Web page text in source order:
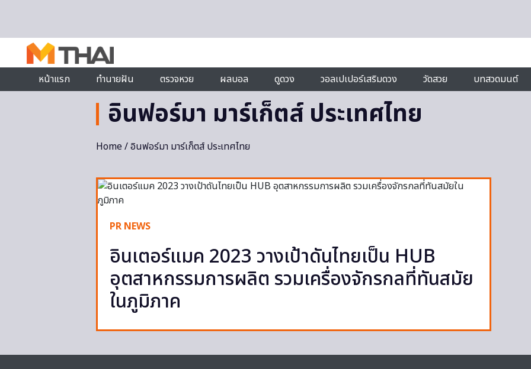
หน้าแรก
ทำนายฝัน ตรวจหวย ผลบอล ดูดวง วอลเปเปอร์เสริมดวง วัดสวย บทสวดมนต์
อินฟอร์มา มาร์เก็ตส์ ประเทศไทย
Home/ อินฟอร์มา มาร์เก็ตส์ ประเทศไทย
PR NEWS
อินเตอร์แมค 2023 วางเป้าดันไทยเป็น HUB
อุตสาหกรรมการผลิต รวมเครื่องจักรกลที่ทันสมัย
ในภูมิภาค